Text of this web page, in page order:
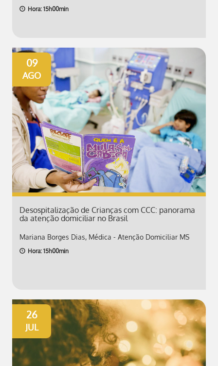
Hora: 15h00min
09
AGO
Desospitalização de Crianças com CCC: panorama
da atenção domiciliar no Brasil
Mariana Borges Dias, Médica - Atenção Domiciliar MS
Hora: 15h00min
26
JUL